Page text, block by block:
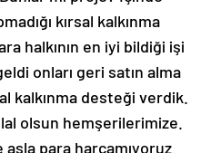
kırsal kalkınma
halkının en iyi bildiği işi
onları geri satın alma
kalkınma desteği verdik.
olsun hemşerilerimize.
asla para harcamıyoruz.